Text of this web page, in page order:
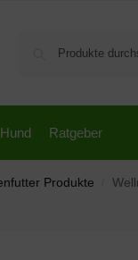
Ratgeber
Produkte